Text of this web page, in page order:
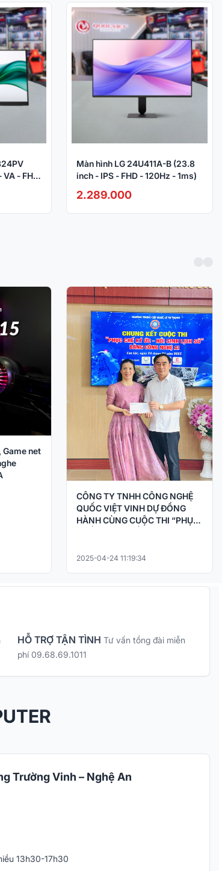
- FHD
Màn hình LG 24U411A-B (23.8
inch - IPS - FHD - 120Hz - 1ms)
2.289.000
Game net
CÔNG TY TNHH CÔNG NGHỆ
QUỐC VIỆT VINH DỰ ĐỒNG
HÀNH CÙNG CUỘC THI “PHỤC
2025-04-24 11:19:34
HỖ TRỢ TẬN TÌNH Tư vấn tổng đài miễn
phí 09.68.69.1011
Trường Vinh – Nghệ An
13h30-17h30